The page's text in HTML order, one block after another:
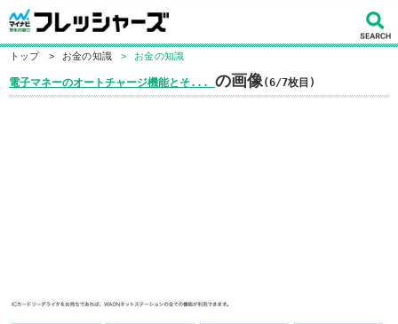
トップ > お金の知識 > お金の知識
電子マネーのオートチャージ機能とそ... の画像(6/7枚目)